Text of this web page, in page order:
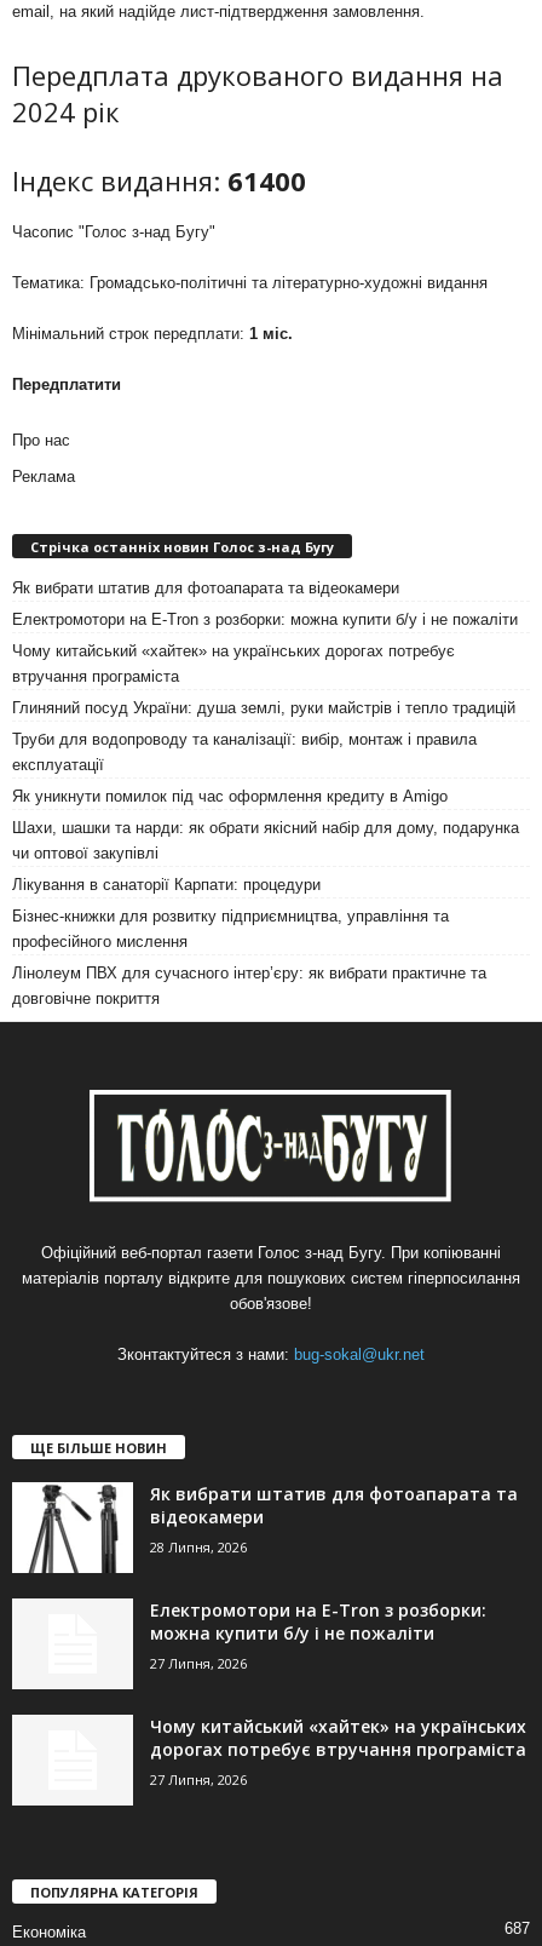
email, на який надійде лист-підтвердження замовлення.
Передплата друкованого видання на
2024 рік
Індекс видання: 61400
Часопис "Голос з-над Бугу"
Тематика: Громадсько-політичні та літературно-художні видання
Мінімальний строк передплати: 1 міс.
Передплатити
Про нас
Реклама
Стрічка останніх новин Голос з-над Бугу
Як вибрати штатив для фотоапарата та відеокамери
Електромотори на E-Tron з розборки: можна купити б/у і не пожаліти
Чому китайський «хайтек» на українських дорогах потребує
втручання програміста
Глиняний посуд України: душа землі, руки майстрів і тепло традицій
Труби для водопроводу та каналізації: вибір, монтаж і правила
експлуатації
Як уникнути помилок під час оформлення кредиту в Amigo
Шахи, шашки та нарди: як обрати якісний набір для дому, подарунка
чи оптової закупівлі
Лікування в санаторії Карпати: процедури
Бізнес-книжки для розвитку підприємництва, управління та
професійного мислення
Лінолеум ПВХ для сучасного інтер’єру: як вибрати практичне та
довговічне покриття
Офіційний веб-портал газети Голос з-над Бугу. При копіюванні
матеріалів порталу відкрите для пошукових систем гіперпосилання
обов'язове!
Зконтактуйтеся з нами: bug-sokal@ukr.net
ЩЕ БІЛЬШЕ НОВИН
Як вибрати штатив для фотоапарата та
відеокамери
28 Липня, 2026
Електромотори на E-Tron з розборки:
можна купити б/у і не пожаліти
27 Липня, 2026
Чому китайський «хайтек» на українських
дорогах потребує втручання програміста
27 Липня, 2026
ПОПУЛЯРНА КАТЕГОРІЯ
Економіка 687